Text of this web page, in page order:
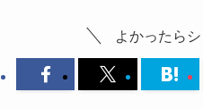
よかったら